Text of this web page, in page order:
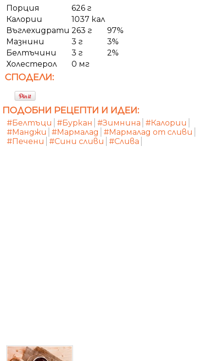
Порция
626 г
Калории
1037 кал
Въглехидрати 263 г
97%
Мазнини
3 г
3%
Белтъчини
3 г
2%
Холестерол
0 мг
СПОДЕЛИ:
ПОДОБНИ РЕЦЕПТИ И ИДЕИ:
#Белтъци #Буркан #Зимнина #Калории
#Манджи
#Мармалад
#Мармалад от сливи
#Печени
#Сини сливи #Слива